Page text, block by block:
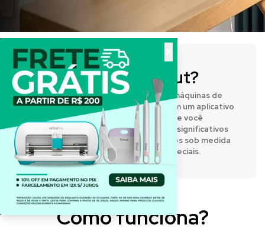
O que é a Cricut?
A Cricut® fabrica prensas térmicas e máquinas de
corte inteligentes que funcionam com um aplicativo
de design fácil de usar, permitindo que você
expresse sua criatividade e crie itens significativos
e personalizados. Desenvolva projetos sob medida
para o dia a dia e para momentos especiais.
Como funciona?